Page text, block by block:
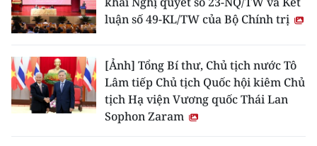
luận số 49-KL/TW của Bộ Chính trị
[Ảnh] Tổng Bí thư, Chủ tịch nước Tô
Lâm tiếp Chủ tịch Quốc hội kiêm Chủ
tịch Hạ viện Vương quốc Thái Lan
Sophon Zaram